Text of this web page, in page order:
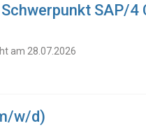
SAP/4
am 28.07.2026
w/d)